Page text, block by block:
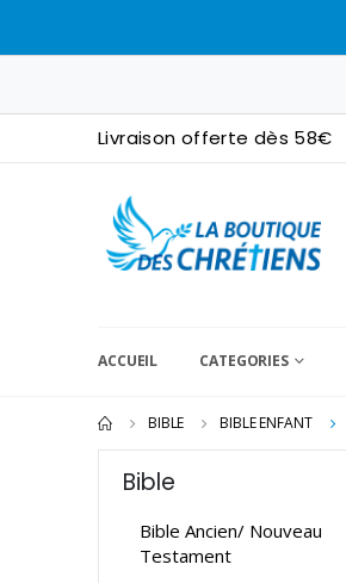
Livraison offerte dès 58€
ACCUEIL CATEGORIES
BIBLE BIBLE ENFANT
Bible
Bible Ancien/ Nouveau
Testament